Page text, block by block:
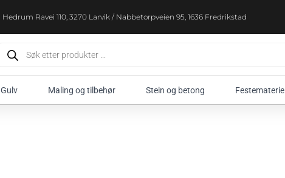
Hedrum Ravei 110, 3270 Larvik / Nabbetorpveien 95, 1636 Fredrikstad
Gulv Maling og tilbehør Stein og betong Festemateriell